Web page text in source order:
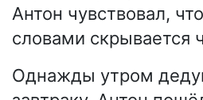
Антон чувствовал,
словами скрывается
Однажды утром